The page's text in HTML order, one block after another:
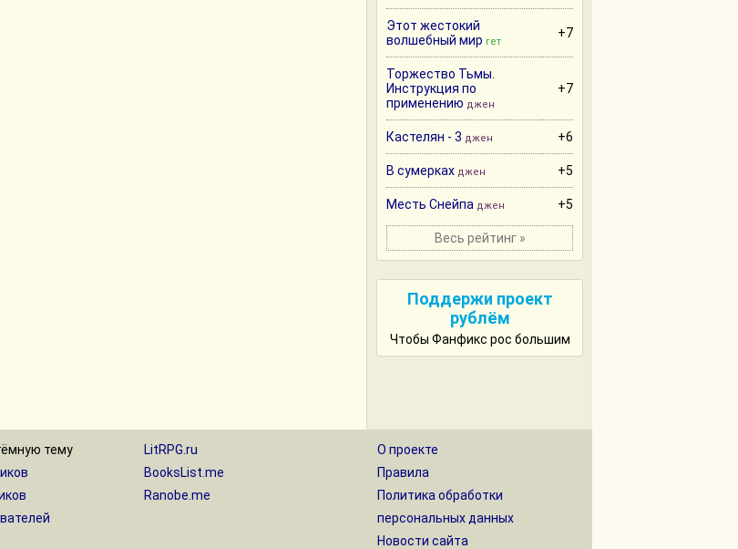
Этот жестокий
волшебный мир гет
+7
Торжество Тьмы.
Инструкция по
применению джен
+7
Кастелян - 3 джен +6
В сумерках джен +5
Месть Снейпа джен +5
Весь рейтинг »
Поддержи проект
рублём
Чтобы Фанфикс рос большим
тему
LitRPG.ru
BooksList.me
Ranobe.me
О проекте
Правила
Политика обработки
персональных данных
Новости сайта